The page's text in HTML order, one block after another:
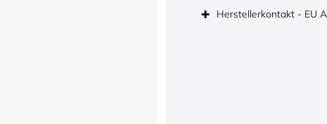
Herstellerkontakt - EU